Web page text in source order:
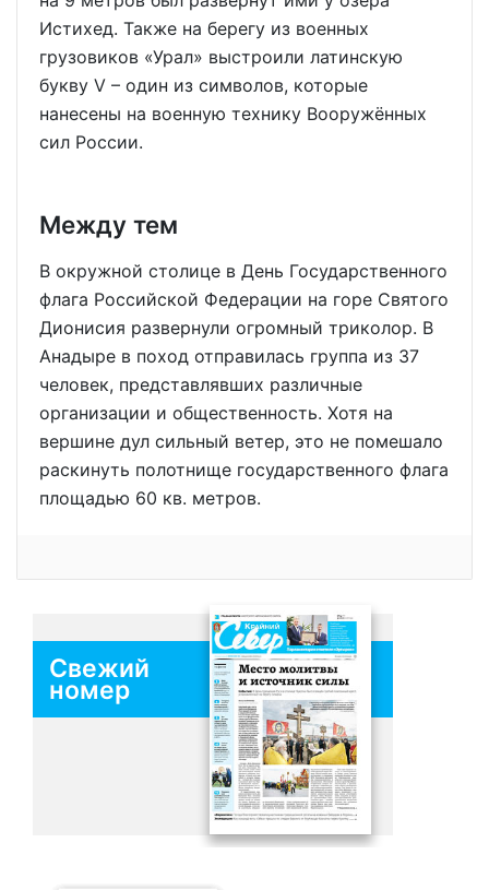
Истихед. Также на берегу из военных
грузовиков «Урал» выстроили латинскую
букву V – один из символов, которые
нанесены на военную технику Вооружённых
сил России.
Между тем
В окружной столице в День Государственного
флага Российской Федерации на горе Святого
Дионисия развернули огромный триколор. В
Анадыре в поход отправилась группа из 37
человек, представлявших различные
организации и общественность. Хотя на
вершине дул сильный ветер, это не помешало
раскинуть полотнище государственного флага
площадью 60 кв. метров.
Свежий
номер